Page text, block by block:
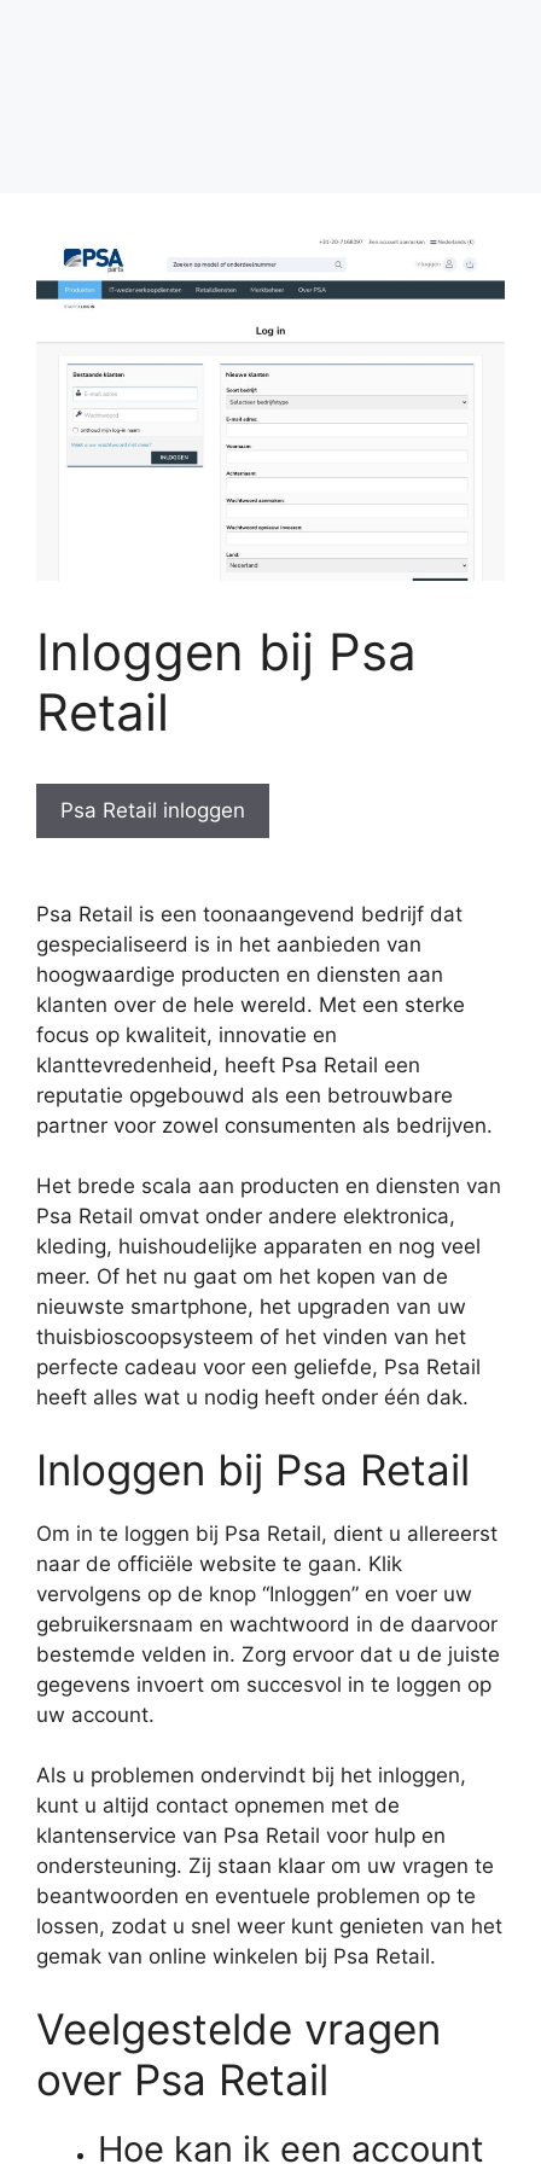
Inloggen bij Psa
Retail
Psa Retail inloggen
Psa Retail is een toonaangevend bedrijf dat
gespecialiseerd is in het aanbieden van
hoogwaardige producten en diensten aan
klanten over de hele wereld. Met een sterke
focus op kwaliteit, innovatie en
klanttevredenheid, heeft Psa Retail een
reputatie opgebouwd als een betrouwbare
partner voor zowel consumenten als bedrijven.
Het brede scala aan producten en diensten van
Psa Retail omvat onder andere elektronica,
kleding, huishoudelijke apparaten en nog veel
meer. Of het nu gaat om het kopen van de
nieuwste smartphone, het upgraden van uw
thuisbioscoopsysteem of het vinden van het
perfecte cadeau voor een geliefde, Psa Retail
heeft alles wat u nodig heeft onder één dak.
Inloggen bij Psa Retail
Om in te loggen bij Psa Retail, dient u allereerst
naar de officiële website te gaan. Klik
vervolgens op de knop “Inloggen” en voer uw
gebruikersnaam en wachtwoord in de daarvoor
bestemde velden in. Zorg ervoor dat u de juiste
gegevens invoert om succesvol in te loggen op
uw account.
Als u problemen ondervindt bij het inloggen,
kunt u altijd contact opnemen met de
klantenservice van Psa Retail voor hulp en
ondersteuning. Zij staan klaar om uw vragen te
beantwoorden en eventuele problemen op te
lossen, zodat u snel weer kunt genieten van het
gemak van online winkelen bij Psa Retail.
Veelgestelde vragen
over Psa Retail
Hoe kan ik een account